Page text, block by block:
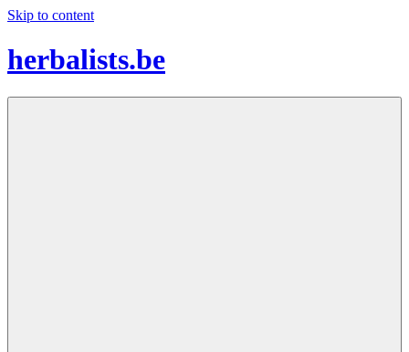
Skip to content
herbalists.be